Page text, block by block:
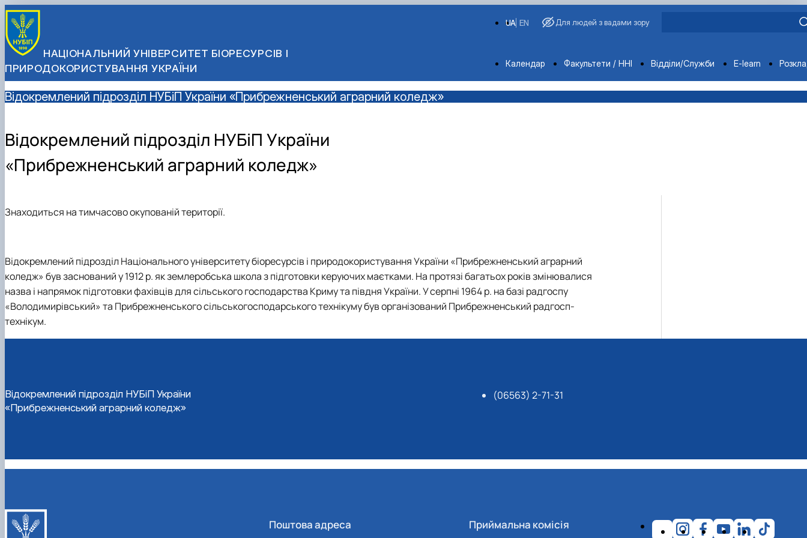
НАЦІОНАЛЬНИЙ УНІВЕРСИТЕТ БІОРЕСУРСІВ І
ПРИРОДОКОРИСТУВАННЯ УКРАЇНИ
EN
UA Для людей з вадами зору
Departments
Календар Факультети / ННІ Відділи/Служби E-learn
Відокремлений підрозділ НУБіП України «Прибрежненський аграрний коледж»
Відокремлений підрозділ НУБіП України
«Прибрежненський аграрний коледж»
Знаходиться на тимчасово окупованій території.
Відокремлений підрозділ Національного університету біоресурсів і природокористування України «Прибрежненський аграрний
коледж» був заснований у 1912 р. як землеробська школа з підготовки керуючих маєтками. На протязі багатьох років змінювалися
назва і напрямок підготовки фахівців для сільського господарства Криму та півдня України. У серпні 1964 р. на базі радгоспу
«Володимирівський» та Прибрежненського сільськогосподарського технікуму був організований Прибрежненський радгосп-
технікум.
Відокремлений підрозділ НУБіП України
«Прибрежненський аграрний коледж»
(06563) 2-71-31
Поштова адреса Приймальна комісія